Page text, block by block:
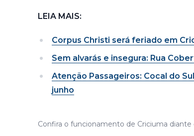
LEIA MAIS:
Corpus Christi será feriado em
Sem alvarás e insegura: Rua
Atenção Passageiros: Cocal do
junho
Confira o funcionamento de Criciuma